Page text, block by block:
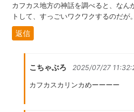
カフカス地方の神話を調べると、なん
トして、すっごいワクワクするのだが。
返信
こちゃぶろ 2025/07/27
カフカスカリンカめーーーー